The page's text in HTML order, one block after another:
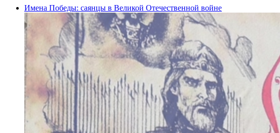
Имена Победы: саянцы в Великой Отечественной войне